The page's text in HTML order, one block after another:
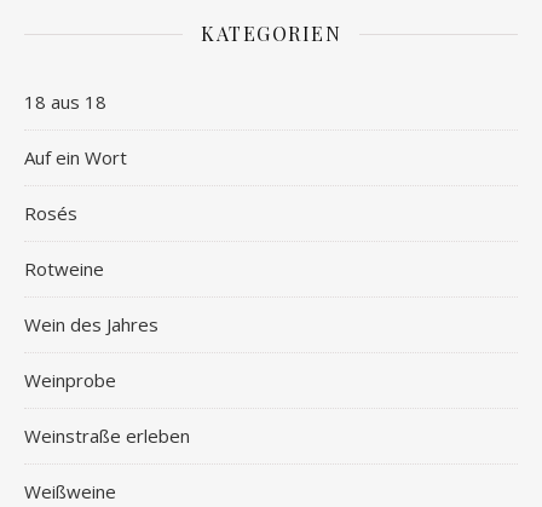
KATEGORIEN
18 aus 18
Auf ein Wort
Rosés
Rotweine
Wein des Jahres
Weinprobe
Weinstraße erleben
Weißweine